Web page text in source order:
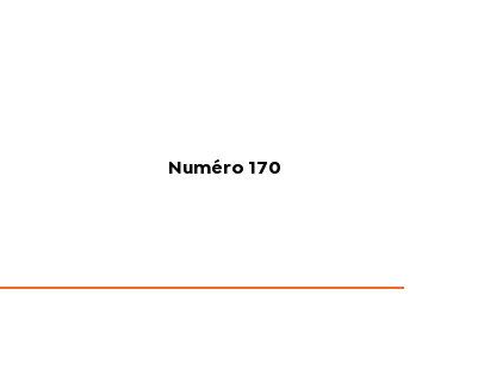
Numéro 170